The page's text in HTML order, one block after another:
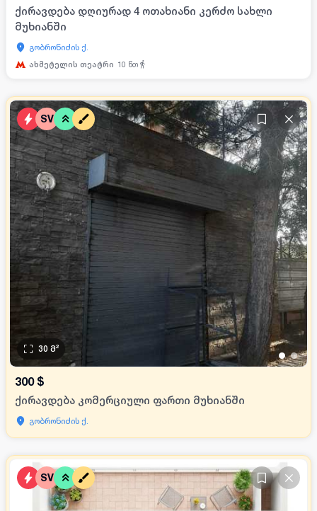
ქირავდება დღიურად 4 ოთახიანი კერძო სახლი
მუხიანში
გობრონიძის ქ.
ახმეტელის თეატრი 10 წთ
SV
••
30 მ²
300 $
ქირავდება კომერციული ფართი მუხიანში
გობრონიძის ქ.
SV